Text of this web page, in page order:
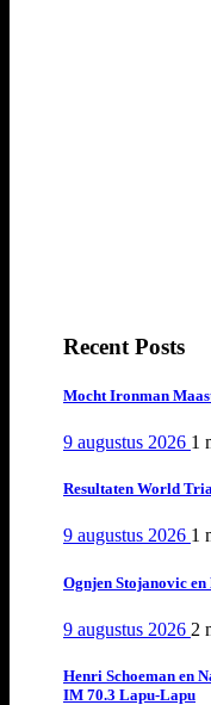
Recent Posts
Mocht Ironman
9 augustus 2026 1
Resultaten World
9 augustus 2026 1
Ognjen Stojanovic
9 augustus 2026 2
Henri Schoeman en
IM 70.3 Lapu-Lapu